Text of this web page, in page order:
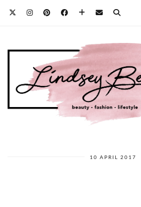
10 APRIL 2017